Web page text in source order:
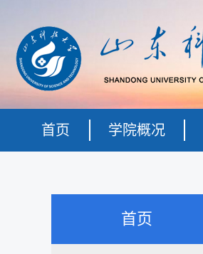
首页 学院概况
首页